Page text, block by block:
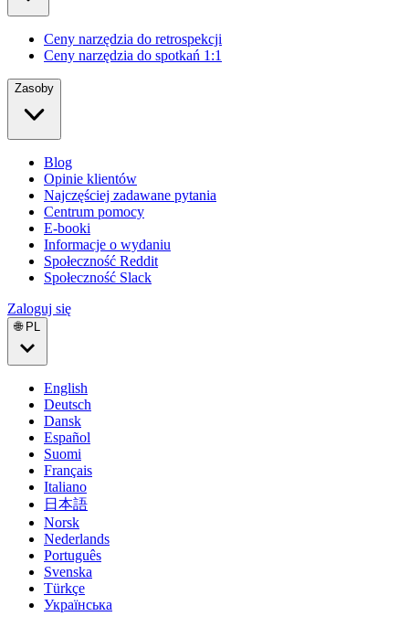
Ceny narzędzia do retrospekcji
Ceny narzędzia do spotkań 1:1
Zasoby
Blog
Opinie klientów
Najczęściej zadawane pytania
Centrum pomocy
E-booki
Informacje o wydaniu
Społeczność Reddit
Społeczność Slack
Zaloguj się
🌐 PL
English
Deutsch
Dansk
Español
Suomi
Français
Italiano
日本語
Norsk
Nederlands
Português
Svenska
Türkçe
Українська